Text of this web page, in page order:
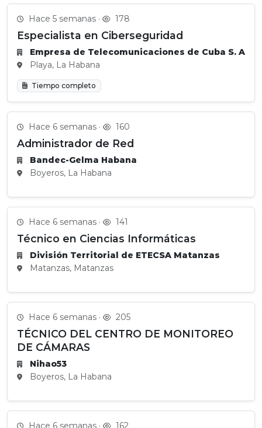
Hace 5 semanas · 178
Especialista en Ciberseguridad
Empresa de Telecomunicaciones de Cuba S. A
Playa, La Habana
Tiempo completo
Hace 6 semanas · 160
Administrador de Red
Bandec-Gelma Habana
Boyeros, La Habana
Hace 6 semanas · 141
Técnico en Ciencias Informáticas
División Territorial de ETECSA Matanzas
Matanzas, Matanzas
Hace 6 semanas · 205
TÉCNICO DEL CENTRO DE MONITOREO
DE CÁMARAS
Nihao53
Boyeros, La Habana
Hace 6 semanas · 162